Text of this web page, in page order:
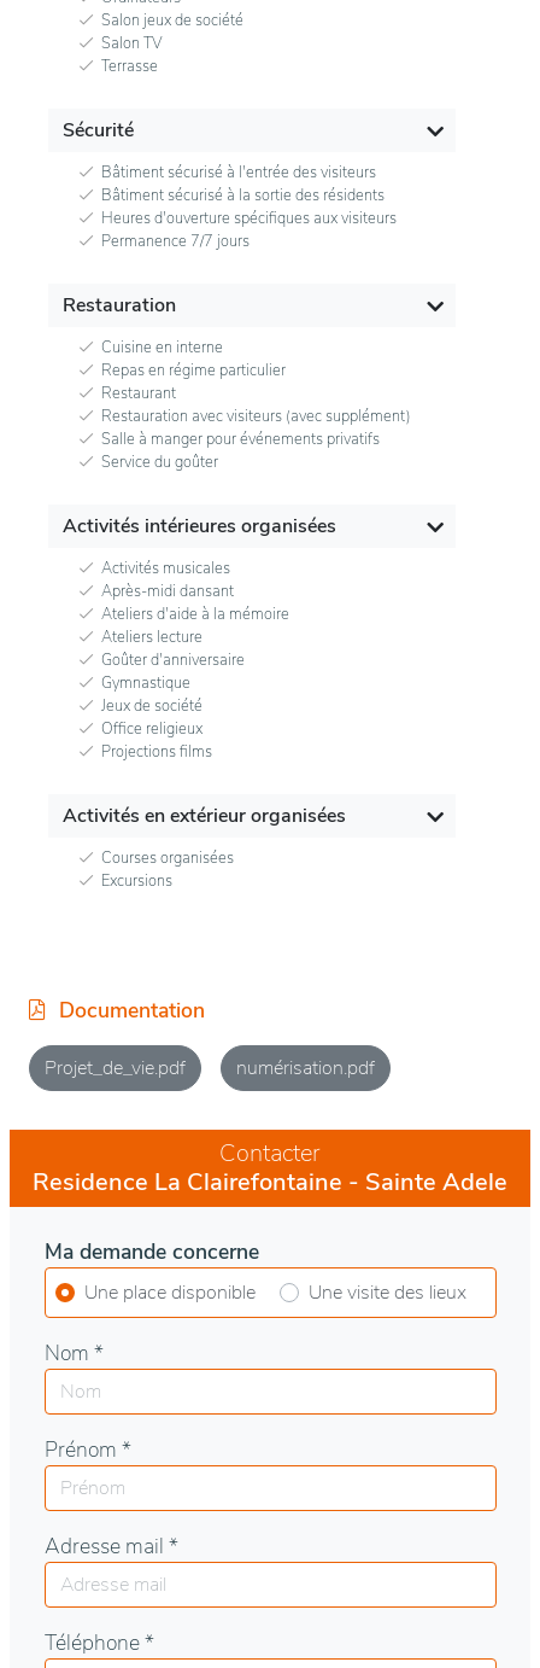
Salon jeux de société
Salon TV
Terrasse
Sécurité
Bâtiment sécurisé à l'entrée des visiteurs
Bâtiment sécurisé à la sortie des résidents
Heures d'ouverture spécifiques aux visiteurs
Permanence 7/7 jours
Restauration
Cuisine en interne
Repas en régime particulier
Restaurant
Restauration avec visiteurs (avec supplément)
Salle à manger pour événements privatifs
Service du goûter
Activités intérieures organisées
Activités musicales
Après-midi dansant
Ateliers d'aide à la mémoire
Ateliers lecture
Goûter d'anniversaire
Gymnastique
Jeux de société
Office religieux
Projections films
Activités en extérieur organisées
Courses organisées
Excursions
Documentation
Projet_de_vie.pdf numérisation.pdf
Contacter
Residence La Clairefontaine - Sainte Adele
Ma demande concerne
Une place disponible Une visite des lieux
Nom *
Prénom *
Adresse mail *
Téléphone *